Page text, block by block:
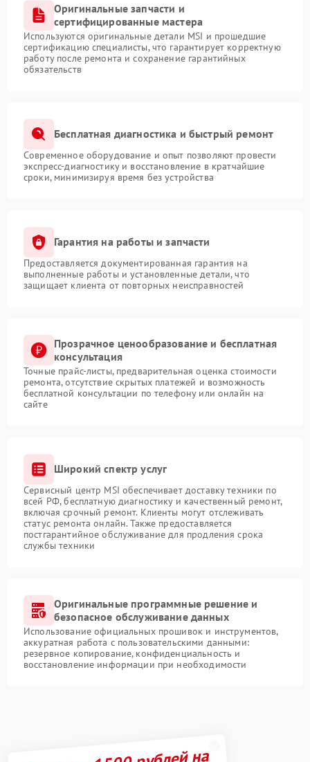
Оригинальные запчасти и
сертифицированные мастера
Используются оригинальные детали MSI и прошедшие
сертификацию специалисты, что гарантирует корректную
работу после ремонта и сохранение гарантийных
обязательств
Бесплатная диагностика и быстрый ремонт
Современное оборудование и опыт позволяют провести
экспресс-диагностику и восстановление в кратчайшие
сроки, минимизируя время без устройства
Гарантия на работы и запчасти
Предоставляется документированная гарантия на
выполненные работы и установленные детали, что
защищает клиента от повторных неисправностей
Прозрачное ценообразование и бесплатная
консультация
Точные прайс-листы, предварительная оценка стоимости
ремонта, отсутствие скрытых платежей и возможность
бесплатной консультации по телефону или онлайн на
сайте
Широкий спектр услуг
Сервисный центр MSI обеспечивает доставку техники по
всей РФ, бесплатную диагностику и качественный ремонт,
включая срочный ремонт. Клиенты могут отслеживать
статус ремонта онлайн. Также предоставляется
постгарантийное обслуживание для продления срока
службы техники
Оригинальные программные решение и
безопасное обслуживание данных
Использование официальных прошивок и инструментов,
аккуратная работа с пользовательскими данными:
резервное копирование, конфиденциальность и
восстановление информации при необходимости